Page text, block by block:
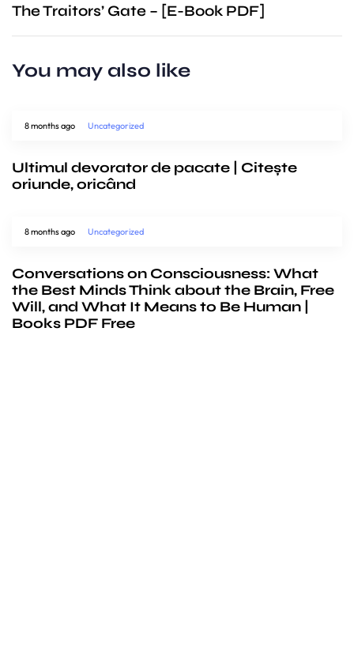
The Traitors’ Gate – [E-Book PDF]
You may also like
8 months ago Uncategorized
Ultimul devorator de pacate | Citește
oriunde, oricând
8 months ago Uncategorized
Conversations on Consciousness: What
the Best Minds Think about the Brain, Free
Will, and What It Means to Be Human |
Books PDF Free